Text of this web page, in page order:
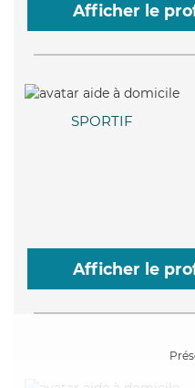
Afficher le
SPORTIF
Afficher le